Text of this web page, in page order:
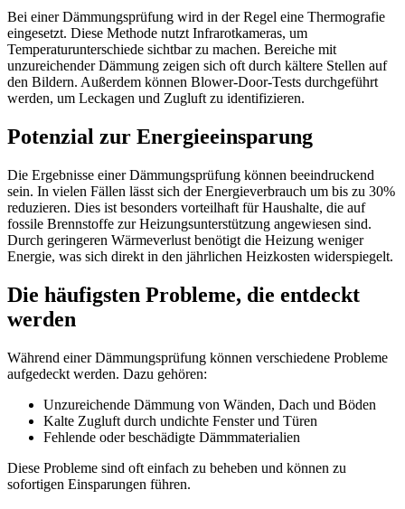
Bei einer Dämmungsprüfung wird in der Regel eine Thermografie
eingesetzt. Diese Methode nutzt Infrarotkameras, um
Temperaturunterschiede sichtbar zu machen. Bereiche mit
unzureichender Dämmung zeigen sich oft durch kältere Stellen auf
den Bildern. Außerdem können Blower-Door-Tests durchgeführt
werden, um Leckagen und Zugluft zu identifizieren.
Potenzial zur Energieeinsparung
Die Ergebnisse einer Dämmungsprüfung können beeindruckend
sein. In vielen Fällen lässt sich der Energieverbrauch um bis zu 30%
reduzieren. Dies ist besonders vorteilhaft für Haushalte, die auf
fossile Brennstoffe zur Heizungsunterstützung angewiesen sind.
Durch geringeren Wärmeverlust benötigt die Heizung weniger
Energie, was sich direkt in den jährlichen Heizkosten widerspiegelt.
Die häufigsten Probleme, die entdeckt
werden
Während einer Dämmungsprüfung können verschiedene Probleme
aufgedeckt werden. Dazu gehören:
Unzureichende Dämmung von Wänden, Dach und Böden
Kalte Zugluft durch undichte Fenster und Türen
Fehlende oder beschädigte Dämmmaterialien
Diese Probleme sind oft einfach zu beheben und können zu
sofortigen Einsparungen führen.